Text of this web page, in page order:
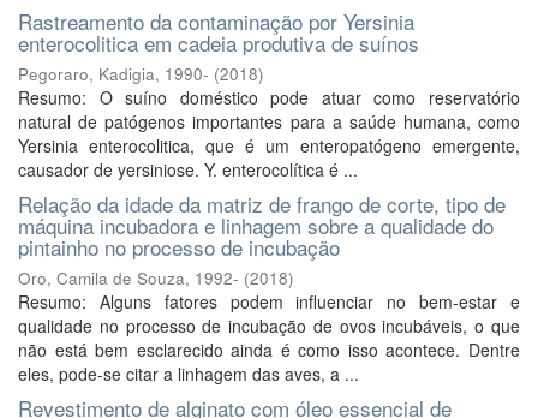
Rastreamento da contaminação por Yersinia
enterocolitica em cadeia produtiva de suínos
Pegoraro, Kadigia, 1990- (2018)
Resumo: O suíno doméstico pode atuar como reservatório
natural de patógenos importantes para a saúde humana, como
Yersinia enterocolitica, que é um enteropatógeno emergente,
causador de yersiniose. Y. enterocolítica é ...
Relação da idade da matriz de frango de corte, tipo de
máquina incubadora e linhagem sobre a qualidade do
pintainho no processo de incubação
Oro, Camila de Souza, 1992- (2018)
Resumo: Alguns fatores podem influenciar no bem-estar e
qualidade no processo de incubação de ovos incubáveis, o que
não está bem esclarecido ainda é como isso acontece. Dentre
eles, pode-se citar a linhagem das aves, a ...
Revestimento de alginato com óleo essencial de